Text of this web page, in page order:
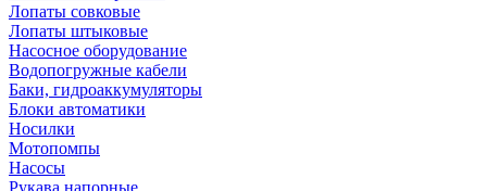
Лопаты совковые
Лопаты штыковые
Насосное оборудование
Водопогружные кабели
Баки, гидроаккумуляторы
Блоки автоматики
Носилки
Мотопомпы
Насосы
Рукава напорные